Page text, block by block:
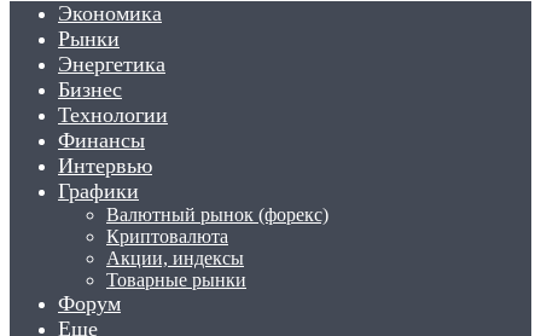
Экономика
Рынки
Энергетика
Бизнес
Технологии
Финансы
Интервью
Графики
Валютный рынок (форекс)
Криптовалюта
Акции, индексы
Товарные рынки
Форум
Еще